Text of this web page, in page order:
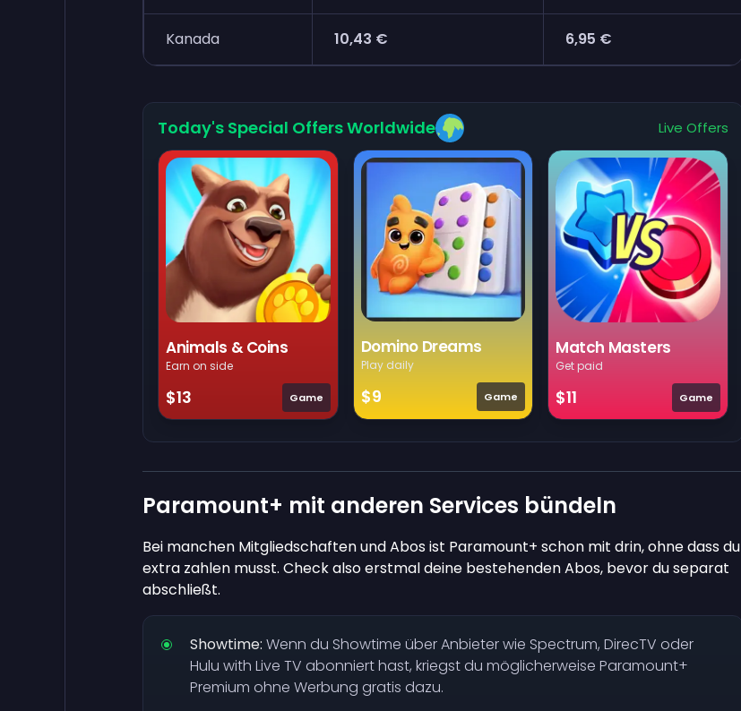
Kanada 10,43 € 6,95 €
Today's Special Offers Worldwide Live Offers
Animals & Coins
Earn on side
$13 Game
Domino Dreams
Play daily
$9 Game
Match Masters
Get paid
$11 Game
Paramount+ mit anderen Services bündeln
Bei manchen Mitgliedschaften und Abos ist Paramount+ schon mit drin, ohne dass du
extra zahlen musst. Check also erstmal deine bestehenden Abos, bevor du separat
abschließt.
Showtime: Wenn du Showtime über Anbieter wie Spectrum, DirecTV oder
Hulu with Live TV abonniert hast, kriegst du möglicherweise Paramount+
Premium ohne Werbung gratis dazu.